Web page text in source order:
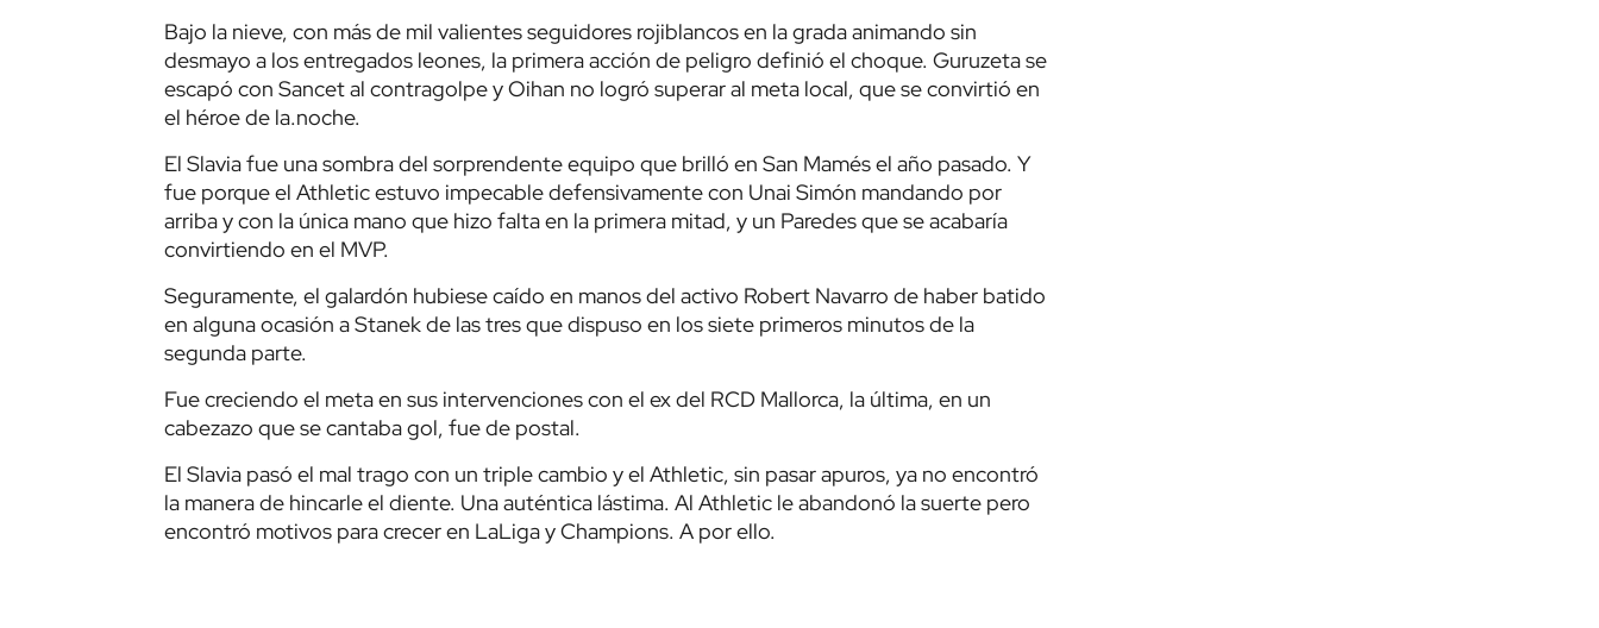
Bajo la nieve, con más de mil valientes seguidores rojiblancos en la grada animando sin
desmayo a los entregados leones, la primera acción de peligro definió el choque. Guruzeta se
escapó con Sancet al contragolpe y Oihan no logró superar al meta local, que se convirtió en
el héroe de la.noche.
El Slavia fue una sombra del sorprendente equipo que brilló en San Mamés el año pasado. Y
fue porque el Athletic estuvo impecable defensivamente con Unai Simón mandando por
arriba y con la única mano que hizo falta en la primera mitad, y un Paredes que se acabaría
convirtiendo en el MVP.
Seguramente, el galardón hubiese caído en manos del activo Robert Navarro de haber batido
en alguna ocasión a Stanek de las tres que dispuso en los siete primeros minutos de la
segunda parte.
Fue creciendo el meta en sus intervenciones con el ex del RCD Mallorca, la última, en un
cabezazo que se cantaba gol, fue de postal.
El Slavia pasó el mal trago con un triple cambio y el Athletic, sin pasar apuros, ya no encontró
la manera de hincarle el diente. Una auténtica lástima. Al Athletic le abandonó la suerte pero
encontró motivos para crecer en LaLiga y Champions. A por ello.